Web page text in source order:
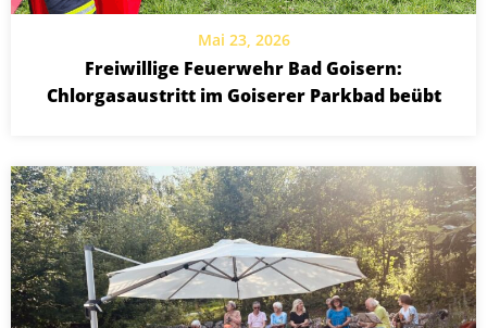
Mai 23, 2026
Freiwillige Feuerwehr Bad Goisern:
Chlorgasaustritt im Goiserer Parkbad beübt